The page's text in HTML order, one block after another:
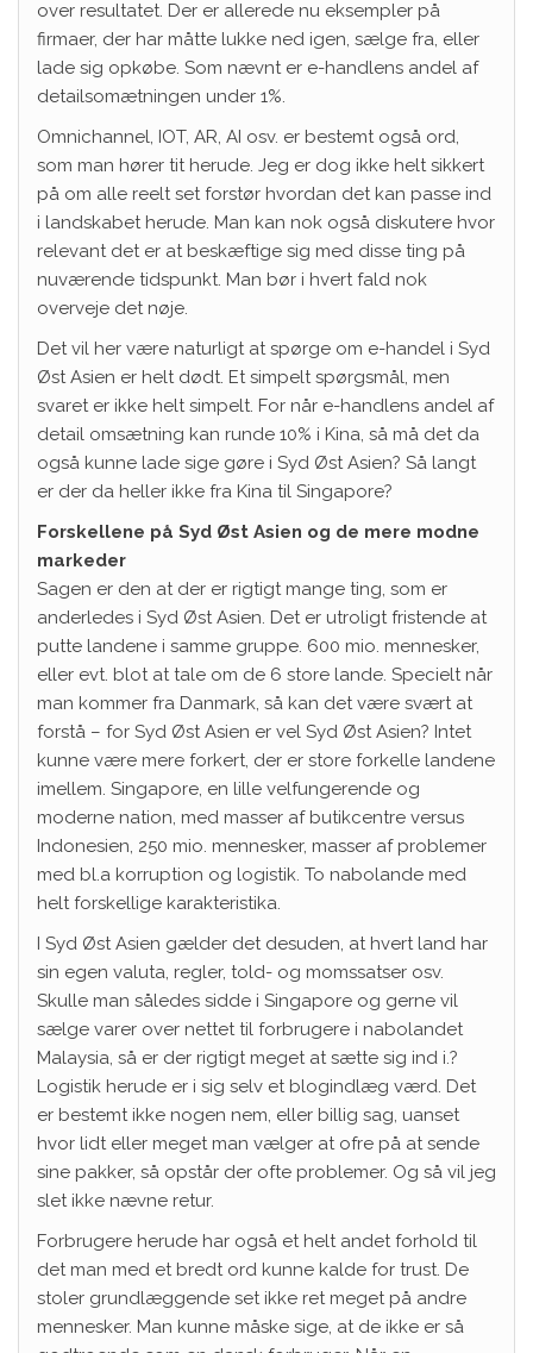
over resultatet. Der er allerede nu eksempler på
firmaer, der har måtte lukke ned igen, sælge fra, eller
lade sig opkøbe. Som nævnt er e-handlens andel af
detailsomætningen under 1%.
Omnichannel, IOT, AR, AI osv. er bestemt også ord,
som man hører tit herude. Jeg er dog ikke helt sikkert
på om alle reelt set forstør hvordan det kan passe ind
i landskabet herude. Man kan nok også diskutere hvor
relevant det er at beskæftige sig med disse ting på
nuværende tidspunkt. Man bør i hvert fald nok
overveje det nøje.
Det vil her være naturligt at spørge om e-handel i Syd
Øst Asien er helt dødt. Et simpelt spørgsmål, men
svaret er ikke helt simpelt. For når e-handlens andel af
detail omsætning kan runde 10% i Kina, så må det da
også kunne lade sige gøre i Syd Øst Asien? Så langt
er der da heller ikke fra Kina til Singapore?
Forskellene på Syd Øst Asien og de mere modne
markeder
Sagen er den at der er rigtigt mange ting, som er
anderledes i Syd Øst Asien. Det er utroligt fristende at
putte landene i samme gruppe. 600 mio. mennesker,
eller evt. blot at tale om de 6 store lande. Specielt når
man kommer fra Danmark, så kan det være svært at
forstå – for Syd Øst Asien er vel Syd Øst Asien? Intet
kunne være mere forkert, der er store forkelle landene
imellem. Singapore, en lille velfungerende og
moderne nation, med masser af butikcentre versus
Indonesien, 250 mio. mennesker, masser af problemer
med bl.a korruption og logistik. To nabolande med
helt forskellige karakteristika.
I Syd Øst Asien gælder det desuden, at hvert land har
sin egen valuta, regler, told- og momssatser osv.
Skulle man således sidde i Singapore og gerne vil
sælge varer over nettet til forbrugere i nabolandet
Malaysia, så er der rigtigt meget at sætte sig ind i.?
Logistik herude er i sig selv et blogindlæg værd. Det
er bestemt ikke nogen nem, eller billig sag, uanset
hvor lidt eller meget man vælger at ofre på at sende
sine pakker, så opstår der ofte problemer. Og så vil jeg
slet ikke nævne retur.
Forbrugere herude har også et helt andet forhold til
det man med et bredt ord kunne kalde for trust. De
stoler grundlæggende set ikke ret meget på andre
mennesker. Man kunne måske sige, at de ikke er så